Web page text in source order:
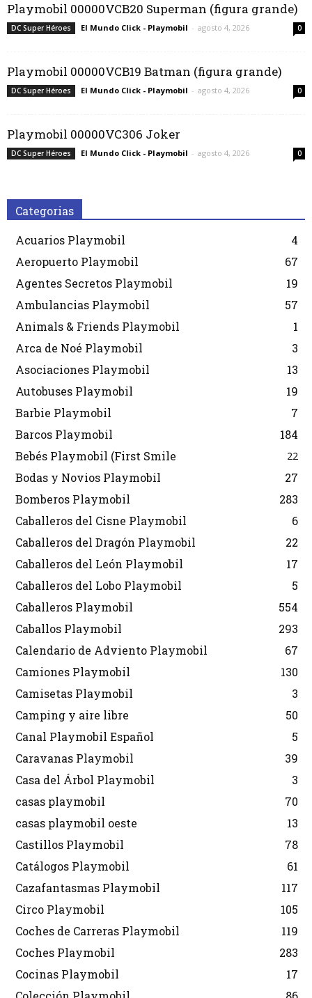
Playmobil 00000VCB20 Superman (figura grande)
DC Super Héroes El Mundo Click - Playmobil - agosto 4, 2026 0
Playmobil 00000VCB19 Batman (figura grande)
DC Super Héroes El Mundo Click - Playmobil - agosto 4, 2026 0
Playmobil 00000VC306 Joker
DC Super Héroes El Mundo Click - Playmobil - agosto 4, 2026 0
Categorias
Acuarios Playmobil
4
Aeropuerto Playmobil
67
Agentes Secretos Playmobil
19
Ambulancias Playmobil
57
Animals & Friends Playmobil
1
Arca de Noé Playmobil
3
Asociaciones Playmobil
13
Autobuses Playmobil
19
Barbie Playmobil
7
Barcos Playmobil
184
Bebés Playmobil (First Smile
22
Bodas y Novios Playmobil
27
Bomberos Playmobil
283
Caballeros del Cisne Playmobil
6
Caballeros del Dragón Playmobil
22
Caballeros del León Playmobil
17
Caballeros del Lobo Playmobil
5
Caballeros Playmobil
554
Caballos Playmobil
293
Calendario de Adviento Playmobil
67
Camiones Playmobil
130
Camisetas Playmobil
3
Camping y aire libre
50
Canal Playmobil Español
5
Caravanas Playmobil
39
Casa del Árbol Playmobil
3
casas playmobil
70
casas playmobil oeste
13
Castillos Playmobil
78
Catálogos Playmobil
61
Cazafantasmas Playmobil
117
Circo Playmobil
105
Coches de Carreras Playmobil
119
Coches Playmobil
283
Cocinas Playmobil
17